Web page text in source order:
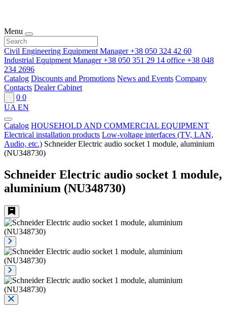
Menu
Civil Engineering Equipment Manager+38 050 324 42 60
Industrial Equipment Manager+38 050 351 29 14 office +38 048
234 2696
Catalog Discounts and Promotions News and Events Company
Contacts Dealer Cabinet
0 0
UA EN
Catalog HOUSEHOLD AND COMMERCIAL EQUIPMENT
Electrical installation products Low-voltage interfaces (TV, LAN,
Audio, etc.) Schneider Electric audio socket 1 module, aluminium
(NU348730)
Schneider Electric audio socket 1 module,
aluminium (NU348730)